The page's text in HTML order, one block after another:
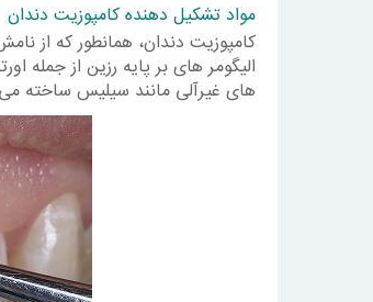
مواد تشکیل دهنده کامپوزیت دندان
کامپوزیت دندان، همانطور که از
الیگومر های بر پایه رزین از جمله
های غیرآلی مانند سیلیس ساخته